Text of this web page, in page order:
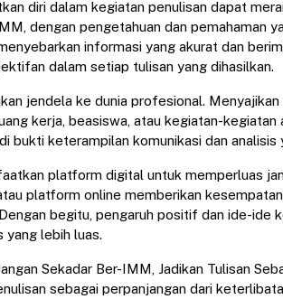
diri dalam kegiatan penulisan dapat
dengan pengetahuan dan pemahaman
informasi yang akurat dan
dalam setiap tulisan yang dihasilkan.
jendela ke dunia profesional.
kerja, beasiswa, atau kegiatan-kegiatan
bukti keterampilan komunikasi dan
platform digital untuk memperluas
platform online memberikan
begitu, pengaruh positif dan ide-ide
yang lebih luas.
Sekadar Ber-IMM, Jadikan Tulisan
sebagai perpanjangan dari